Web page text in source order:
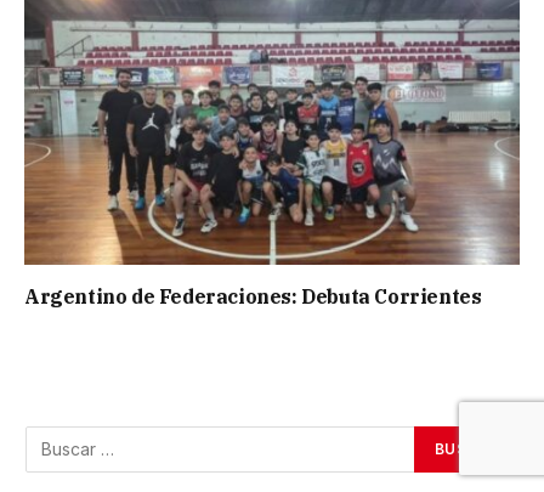
Argentino de Federaciones: Debuta Corrientes